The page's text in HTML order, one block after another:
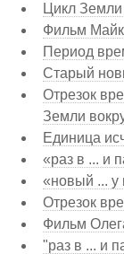
Цикл
Фильм
Период
Старый
Отрезок
Земли
Единица
«раз в ... и
«новый ... у
Отрезок
Фильм
"раз в ... и